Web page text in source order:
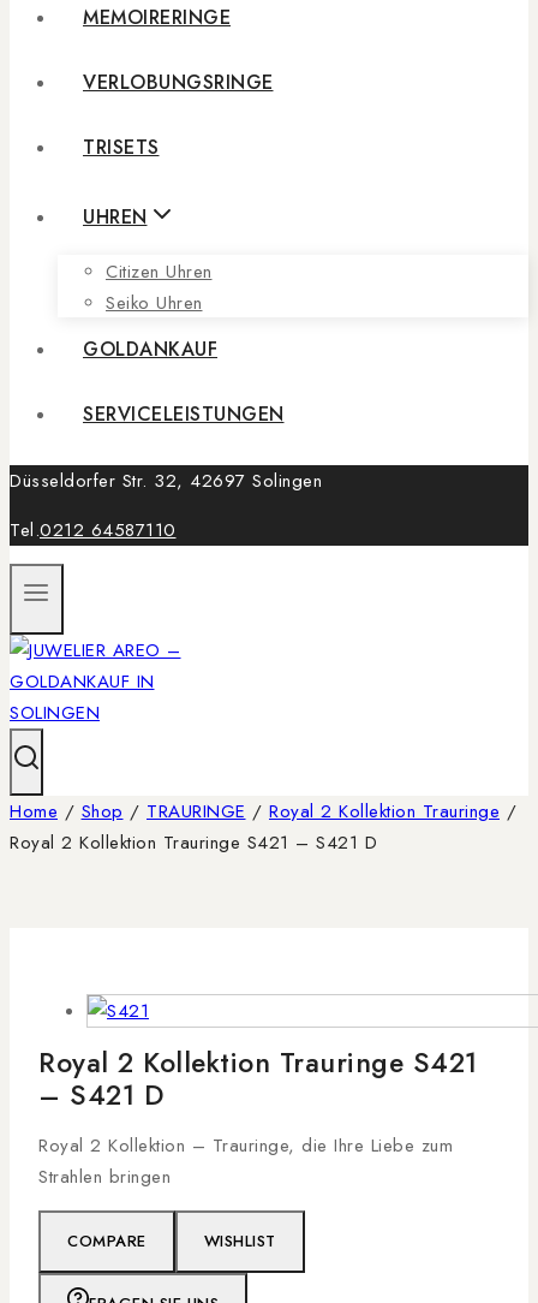
MEMOIRERINGE
VERLOBUNGSRINGE
TRISETS
UHREN
Citizen Uhren
Seiko Uhren
GOLDANKAUF
SERVICELEISTUNGEN
Düsseldorfer Str. 32, 42697 Solingen
Tel.0212 64587110
Home / Shop / TRAURINGE / Royal 2 Kollektion Trauringe /
Royal 2 Kollektion Trauringe S421 – S421 D
Royal 2 Kollektion Trauringe S421
– S421 D
Royal 2 Kollektion – Trauringe, die Ihre Liebe zum
Strahlen bringen
COMPARE WISHLIST